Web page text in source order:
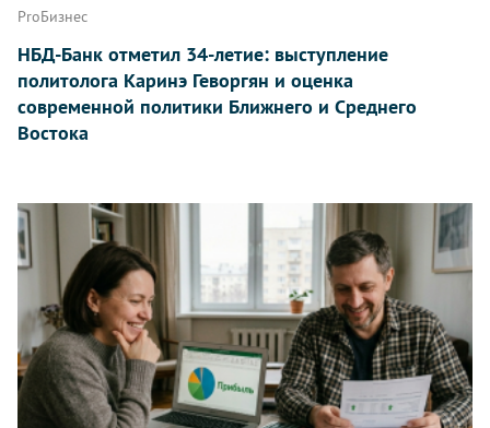
ProБизнес
НБД-Банк отметил 34-летие: выступление
политолога Каринэ Геворгян и оценка
современной политики Ближнего и Среднего
Востока